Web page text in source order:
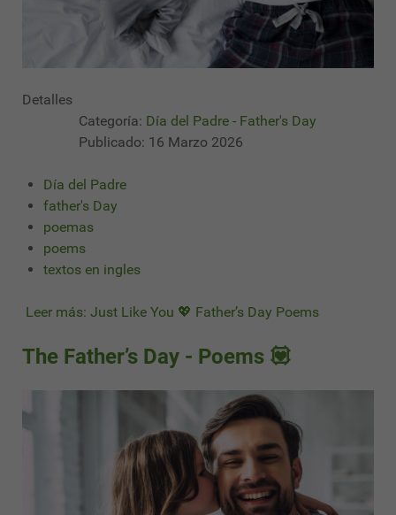
Detalles
Categoría: Día del Padre - Father's Day
Publicado: 16 Marzo 2026
Día del Padre
father's Day
poemas
poems
textos en ingles
Leer más: Just Like You 💖 Father’s Day Poems
The Father’s Day - Poems 💟